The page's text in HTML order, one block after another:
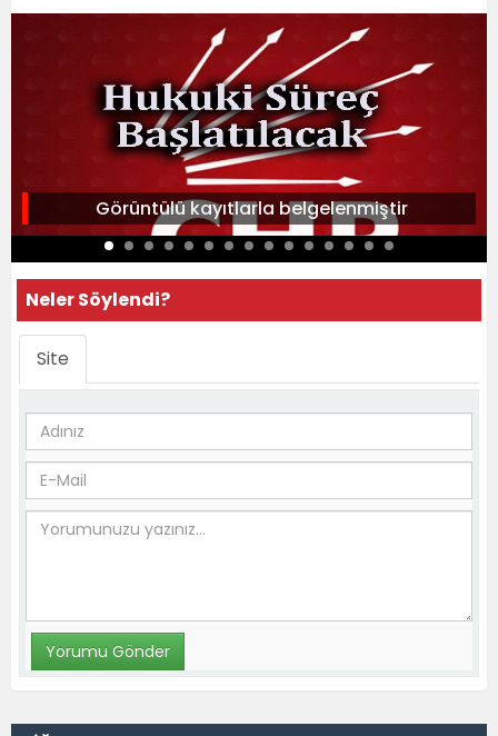
Görüntülü kayıtlarla belgelenmiştir
Neler Söylendi?
Site